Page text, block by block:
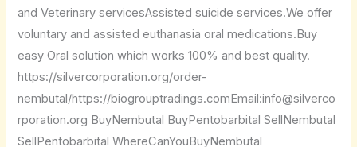
and Veterinary servicesAssisted suicide services.We offer
voluntary and assisted euthanasia oral medications.Buy
easy Oral solution which works 100% and best quality.
https://silvercorporation.org/order-
nembutal/https://biogrouptradings.comEmail:info@silverco
rporation.org BuyNembutal BuyPentobarbital SellNembutal
SellPentobarbital WhereCanYouBuyNembutal